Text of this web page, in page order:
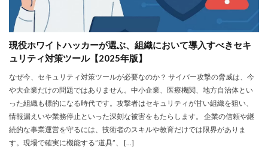
現役ホワイトハッカーが選ぶ、組織において導入すべきセキ
ュリティ対策ツール【2025年版】
なぜ今、セキュリティ対策ツールが必要なのか？ サイバー攻撃の脅威は、今
や大企業だけの問題ではありません。中小企業、医療機関、地方自治体とい
った組織も標的になる時代です。攻撃者はセキュリティが甘い組織を狙い、
情報漏えいや業務停止といった深刻な被害をもたらします。 企業の信頼や継
続的な事業運営を守るには、技術者のスキルや教育だけでは限界がありま
す。現場で確実に機能する”道具”、 […]